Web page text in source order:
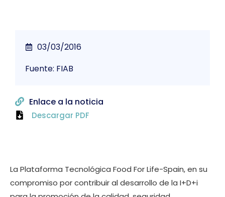
La Plataforma Tecnológica Food For Life-Spain, en su
compromiso por contribuir al desarrollo de la I+D+i
03/03/2016
Fuente: FIAB
Enlace a la noticia
Descargar PDF